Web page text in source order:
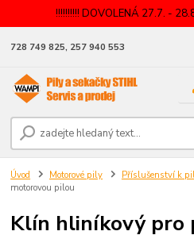
!!!!!!!!!! DOVOLENÁ 27.7. -
728 749 825, 257 940 553
Úvod Motorové pily Příslušenství k
motorovou pilou
Klín hliníkový pro